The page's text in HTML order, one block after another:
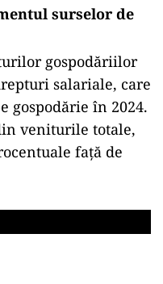
surselor de
gospodăriilor
salariale, care
gospodărie în 2024.
veniturile totale,
față de